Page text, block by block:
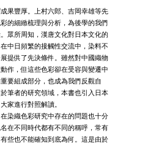
豐厚。上村六郎、吉岡幸雄等先
的細緻梳理與分析，為後學的我們
眾所周知，漢唐文化對日本文化的
中日頻繁的接觸性交流中，染料不
提供了先決條件。雖然對中國織物
作，但這些色彩卻在受容與變遷中
要組成部分，也成為我們反觀自
筆者的研究領域，本書也引入日本
家進行對照解讀。
織色彩研究中存在的問題也十分
在不同時代都有不同的稱呼，常有
些也不能確知到底為何。這是由於